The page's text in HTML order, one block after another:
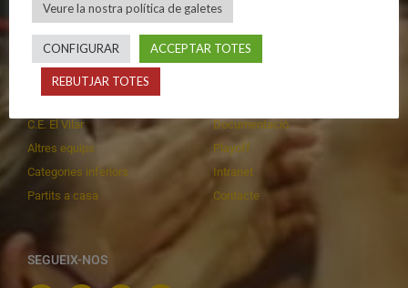
CALENDARIS
Primer Equip Masculí
Primer Equip Femení
Equips federats
C.E. El Vilar
Altres equips
Categories inferiors
Partits a casa
INFORMACIONS
Actualitat
Documentació
Playoff
Intranet
Contacte
SEGUEIX-NOS
Veure la nostra política de galetes
CONFIGURAR ACCEPTAR TOTES
REBUTJAR TOTES